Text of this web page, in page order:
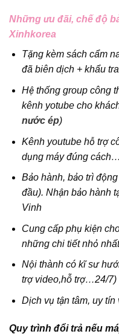
Những ưu đãi, chế độ
Xinhkorea
Tặng kèm sách cẩm
đã biên dịch + khẩu
Hệ thống group công
kênh yotube cho
nước ép)
Kênh youtube hỗ trợ
dụng máy đúng cách…
Bảo hành, bảo trì
đầu). Nhận bảo hành
Vinh
Cung cấp phụ kiện
những chi tiết nhỏ
Nội thành có kĩ sư
trợ video,hỗ trợ…24/7)
Dịch vụ tận tâm, uy
Quy trình đổi trả nếu